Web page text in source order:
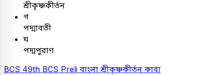
শ্রীকৃষ্ণকীর্তন
গ
পদ্মাবতী
ঘ
পদ্মপুরাণ
BCS 49th BCS Preli বাংলাশ্রীকৃষ্ণকীর্তন কাব্য